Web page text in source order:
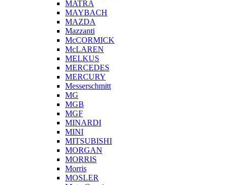
MATRA
MAYBACH
MAZDA
Mazzanti
McCORMICK
McLAREN
MELKUS
MERCEDES
MERCURY
Messerschmitt
MG
MGB
MGF
MINARDI
MINI
MITSUBISHI
MORGAN
MORRIS
Morris
MOSLER